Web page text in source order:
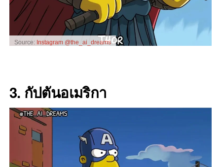
Source: Instagram @the_ai_dreams
3. กัปตันอเมริกา